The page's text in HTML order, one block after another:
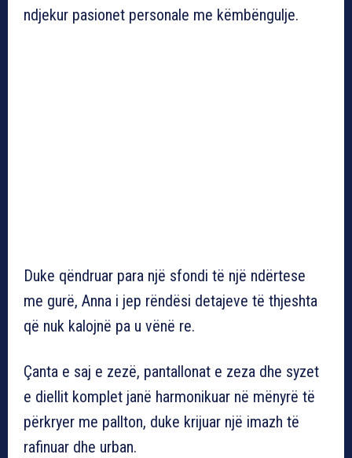
ndjekur pasionet personale me këmbëngulje.
Duke qëndruar para një sfondi të një ndërtese
me gurë, Anna i jep rëndësi detajeve të thjeshta
që nuk kalojnë pa u vënë re.
Çanta e saj e zezë, pantallonat e zeza dhe syzet
e diellit komplet janë harmonikuar në mënyrë të
përkryer me pallton, duke krijuar një imazh të
rafinuar dhe urban.